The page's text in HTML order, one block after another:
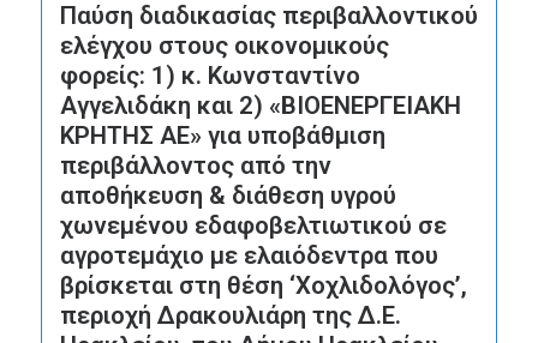
Παύση διαδικασίας περιβαλλοντικού
ελέγχου στους οικονομικούς
φορείς: 1) κ. Κωνσταντίνο
Αγγελιδάκη και 2) «ΒΙΟΕΝΕΡΓΕΙΑΚΗ
ΚΡΗΤΗΣ ΑΕ» για υποβάθμιση
περιβάλλοντος από την
αποθήκευση & διάθεση υγρού
χωνεμένου εδαφοβελτιωτικού σε
αγροτεμάχιο με ελαιόδεντρα που
βρίσκεται στη θέση ‘Χοχλιδολόγος’,
περιοχή Δρακουλιάρη της Δ.Ε.